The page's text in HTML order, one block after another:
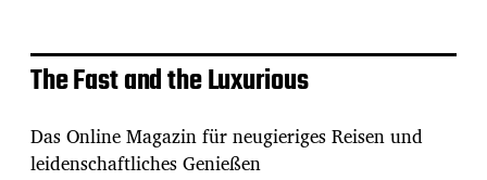
The Fast and the Luxurious
Das Online Magazin für neugieriges Reisen und
leidenschaftliches Genießen